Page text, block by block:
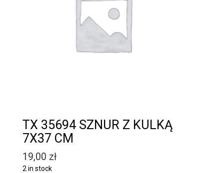
TX 35694 SZNUR Z KULKĄ
7X37 CM
19,00 zł
2 in stock